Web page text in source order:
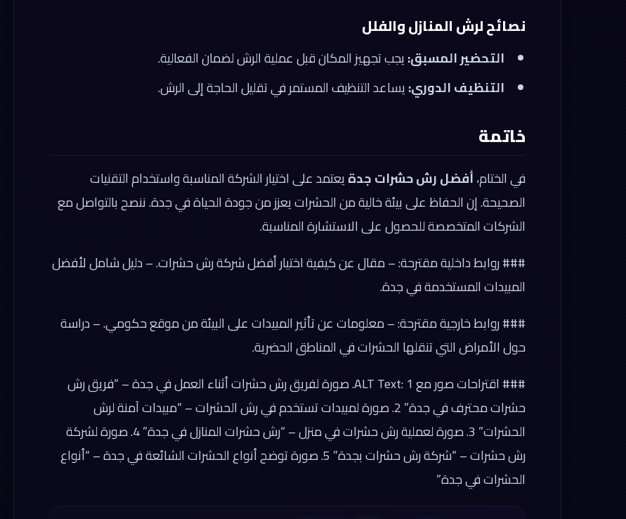
نصائح لرش المنازل والفلل
التحضير المسبق:يجب تجهيز المكان قبل عملية الرش لضمان الفعالية.
التنظيف الدوري:يساعد التنظيف المستمر في تقليل الحاجة إلى الرش.
خاتمة
في الختام،أفضل رش حشرات جدةيعتمد على اختيار الشركة المناسبة واستخدام التقنيات
الصحيحة. إن الحفاظ على بيئة خالية من الحشرات يعزز من جودة الحياة في جدة. ننصح بالتواصل مع
الشركات المتخصصة للحصول على الاستشارة المناسبة.
### روابط داخلية مقترحة: – مقال عن كيفية اختيار أفضل شركة رش حشرات. – دليل شامل لأفضل
المبيدات المستخدمة في جدة.
### روابط خارجية مقترحة: – معلومات عن تأثير المبيدات على البيئة من موقع حكومي. – دراسة
حول الأمراض التي تنقلها الحشرات في المناطق الحضرية.
### اقتراحات صور مع ALT Text: 1. صورة لفريق رش حشرات أثناء العمل في جدة – “فريق رش
حشرات محترف في جدة” 2. صورة لمبيدات تستخدم في رش الحشرات – “مبيدات آمنة لرش
الحشرات” 3. صورة لعملية رش حشرات في منزل – “رش حشرات المنازل في جدة” 4. صورة لشركة
رش حشرات – “شركة رش حشرات بجدة” 5. صورة توضح أنواع الحشرات الشائعة في جدة – “أنواع
الحشرات في جدة”